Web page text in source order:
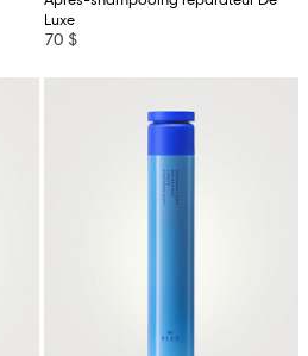
Luxe
70 $